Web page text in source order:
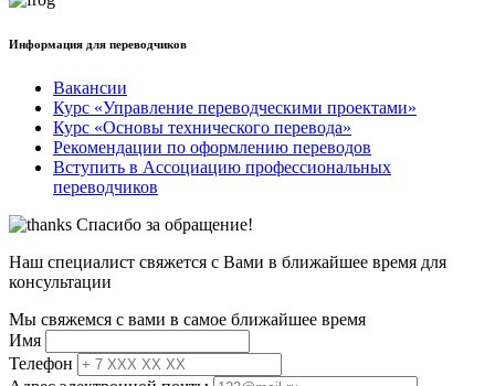
Информация для переводчиков
Вакансии
Курс «Управление переводческими проектами»
Курс «Основы технического перевода»
Рекомендации по оформлению переводов
Вступить в Ассоциацию профессиональных
переводчиков
Спасибо за обращение!
Наш специалист свяжется с Вами в ближайшее время для
консультации
Мы свяжемся с вами в самое ближайшее время
Имя
Телефон